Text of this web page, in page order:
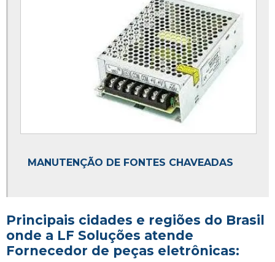
MANUTENÇÃO DE FONTES CHAVEADAS
Principais cidades e regiões do Brasil
onde a LF Soluções atende
Fornecedor de peças eletrônicas: